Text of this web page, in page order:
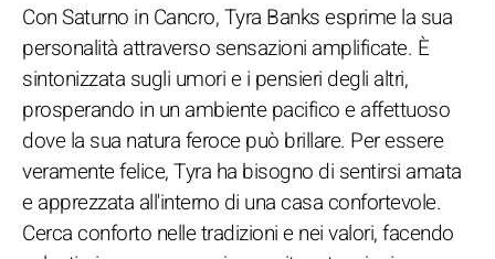
Con Saturno in Cancro, Tyra Banks esprime la sua
personalità attraverso sensazioni amplificate. È
sintonizzata sugli umori e i pensieri degli altri,
prosperando in un ambiente pacifico e affettuoso
dove la sua natura feroce può brillare. Per essere
veramente felice, Tyra ha bisogno di sentirsi amata
e apprezzata all'interno di una casa confortevole.
Cerca conforto nelle tradizioni e nei valori, facendo